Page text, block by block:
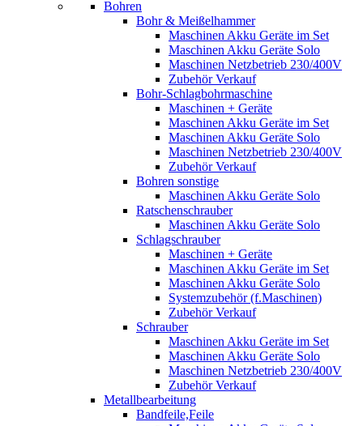
Bohren
Bohr & Meißelhammer
Maschinen Akku Geräte im Set
Maschinen Akku Geräte Solo
Maschinen Netzbetrieb 230/400V
Zubehör Verkauf
Bohr-Schlagbohrmaschine
Maschinen + Geräte
Maschinen Akku Geräte im Set
Maschinen Akku Geräte Solo
Maschinen Netzbetrieb 230/400V
Zubehör Verkauf
Bohren sonstige
Maschinen Akku Geräte Solo
Ratschenschrauber
Maschinen Akku Geräte Solo
Schlagschrauber
Maschinen + Geräte
Maschinen Akku Geräte im Set
Maschinen Akku Geräte Solo
Systemzubehör (f.Maschinen)
Zubehör Verkauf
Schrauber
Maschinen Akku Geräte im Set
Maschinen Akku Geräte Solo
Maschinen Netzbetrieb 230/400V
Zubehör Verkauf
Metallbearbeitung
Bandfeile,Feile